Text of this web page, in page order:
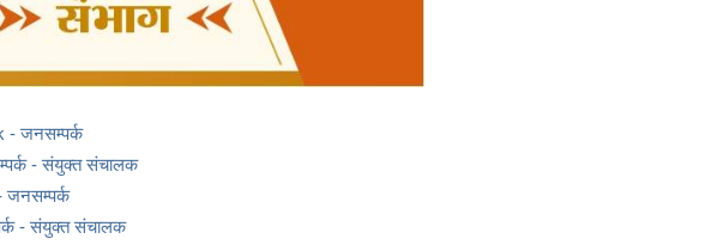
- जनसम्पर्क
- संयुक्त संचालक
जनसम्पर्क
- संयुक्त संचालक